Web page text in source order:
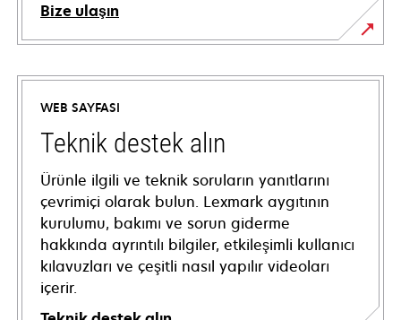
Bize ulaşın
WEB SAYFASI
Teknik destek alın
Ürünle ilgili ve teknik soruların yanıtlarını
çevrimiçi olarak bulun. Lexmark aygıtının
kurulumu, bakımı ve sorun giderme
hakkında ayrıntılı bilgiler, etkileşimli kullanıcı
kılavuzları ve çeşitli nasıl yapılır videoları
içerir.